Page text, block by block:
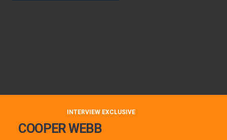
INTERVIEW EXCLUSIVE
COOPER WEBB